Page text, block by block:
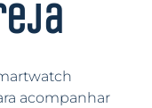
acompanhar